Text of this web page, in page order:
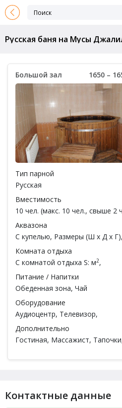
Русская баня на Мусы
Большой зал 1650 –
Тип парной
Русская
Вместимость
10 чел. (макс. 10 чел., свыше 2
чел.)
Аквазона
С купелью, Размеры (Ш x Д x
Комната отдыха
С комнатой отдыха S: м2,
Питание / Напитки
Обеденная зона, Чай
Оборудование
Аудиоцентр, Телевизор,
Дополнительно
Гостиная, Массажист,
Шампунь, Мыло, Мочалка,
Контактные данные